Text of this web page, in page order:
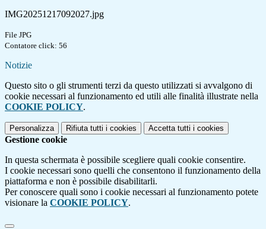
IMG20251217092027.jpg
File JPG
Contatore click: 56
Notizie
Questo sito o gli strumenti terzi da questo utilizzati si avvalgono di
cookie necessari al funzionamento ed utili alle finalità illustrate nella
COOKIE POLICY.
Personalizza Rifiuta tutti i cookies Accetta tutti i cookies
Gestione cookie
In questa schermata è possibile scegliere quali cookie consentire.
I cookie necessari sono quelli che consentono il funzionamento della
piattaforma e non è possibile disabilitarli.
Per conoscere quali sono i cookie necessari al funzionamento potete
visionare la COOKIE POLICY.